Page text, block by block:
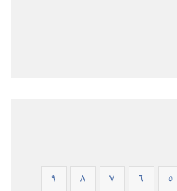
٢٠١٩)‏
٥ ٦ ٧ ٨
٩